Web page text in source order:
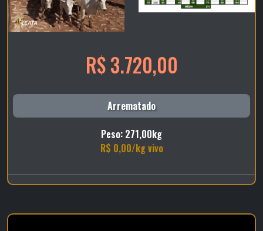
R$ 3.720,00
Arrematado
Peso: 271,00kg
R$ 0,00/kg vivo